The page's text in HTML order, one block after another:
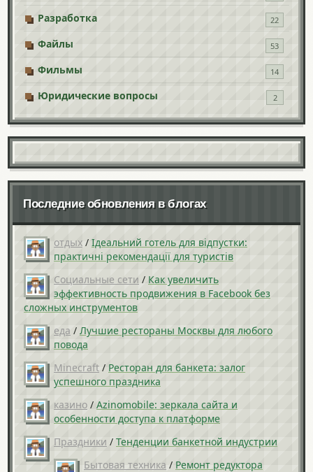
Разработка 22
Файлы 53
Фильмы 14
Юридические вопросы 2
Последние обновления в блогах
отдых / Ідеальний готель для відпустки:
практичні рекомендації для туристів
Социальные сети / Как увеличить
эффективность продвижения в Facebook без
сложных инструментов
еда / Лучшие рестораны Москвы для любого
повода
Minecraft / Ресторан для банкета: залог
успешного праздника
казино / Azinomobile: зеркала сайта и
особенности доступа к платформе
Праздники / Тенденции банкетной индустрии
Бытовая техника / Ремонт редуктора